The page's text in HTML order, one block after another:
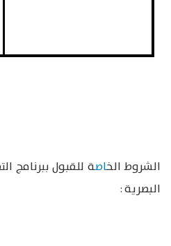
الشروط الخاصة للقبول ببرنامج
البصرية :